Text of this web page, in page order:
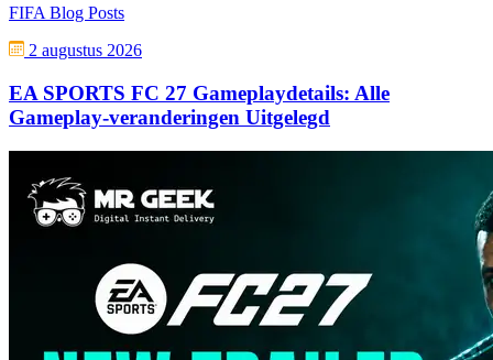
FIFA Blog Posts
2 augustus 2026
EA SPORTS FC 27 Gameplaydetails: Alle
Gameplay-veranderingen Uitgelegd